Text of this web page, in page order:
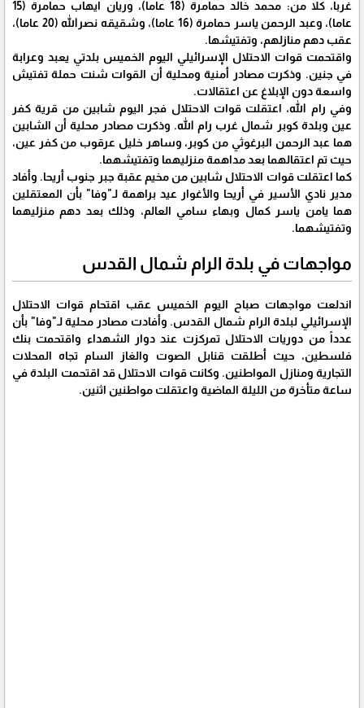
غربا، كلا من: محمد خالد حمامرة (18 عاما)، وريان ايهاب حمامرة (15
عاما)، وعبد الرحمن ياسر حمامرة (16 عاما)، وشقيقه نصرالله (20 عاما)،
عقب دهم منازلهم، وتفتيشها.
واقتحمت قوات الاحتلال الإسرائيلي اليوم الخميس بلدتي يعبد وعرابة
في جنين. وذكرت مصادر أمنية ومحلية أن القوات شنت حملة تفتيش
واسعة دون الإبلاغ عن اعتقالات.
وفي رام الله، اعتقلت قوات الاحتلال فجر اليوم شابين من قرية كفر
عين وبلدة كوبر شمال غرب رام الله. وذكرت مصادر محلية أن الشابين
هما عبد الرحمن البرغوثي من كوبر، وساهر خليل عرقوب من كفر عين،
حيث تم اعتقالهما بعد مداهمة منزليهما وتفتيشهما.
كما اعتقلت قوات الاحتلال شابين من مخيم عقبة جبر جنوب أريحا. وأفاد
مدير نادي الأسير في أريحا والأغوار عيد براهمة لـ"وفا" بأن المعتقلين
هما يامن ياسر كمال وبهاء سامي العالم، وذلك بعد دهم منزليهما
وتفتيشهما.
مواجهات في بلدة الرام شمال القدس
اندلعت مواجهات صباح اليوم الخميس عقب اقتحام قوات الاحتلال
الإسرائيلي لبلدة الرام شمال القدس. وأفادت مصادر محلية لـ"وفا" بأن
عدداً من دوريات الاحتلال تمركزت عند دوار الشهداء واقتحمت بنك
فلسطين، حيث أطلقت قنابل الصوت والغاز السام تجاه المحلات
التجارية ومنازل المواطنين. وكانت قوات الاحتلال قد اقتحمت البلدة في
ساعة متأخرة من الليلة الماضية واعتقلت مواطنين اثنين.